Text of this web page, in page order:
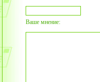
Ваше мнение: